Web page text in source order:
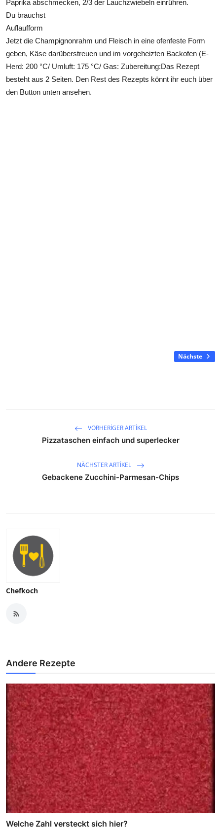
Paprika abschmecken, 2/3 der Lauchzwiebeln einrühren.
Du brauchst
Auflaufform
Jetzt die Champignonrahm und Fleisch in eine ofenfeste Form
geben, Käse darüberstreuen und im vorgeheizten Backofen (E-
Herd: 200 °C/ Umluft: 175 °C/ Gas: Zubereitung:Das Rezept
besteht aus 2 Seiten. Den Rest des Rezepts könnt ihr euch über
den Button unten ansehen.
Nächste
VORHERIGER ARTIKEL
Pizzataschen einfach und superlecker
NÄCHSTER ARTIKEL
Gebackene Zucchini-Parmesan-Chips
Chefkoch
Andere Rezepte
Welche Zahl versteckt sich hier?